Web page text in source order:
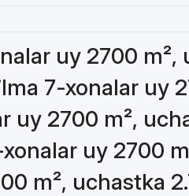
uy 2700
7-xonalar uy
uy 2700 m²,
uy 2700
m², uchastka